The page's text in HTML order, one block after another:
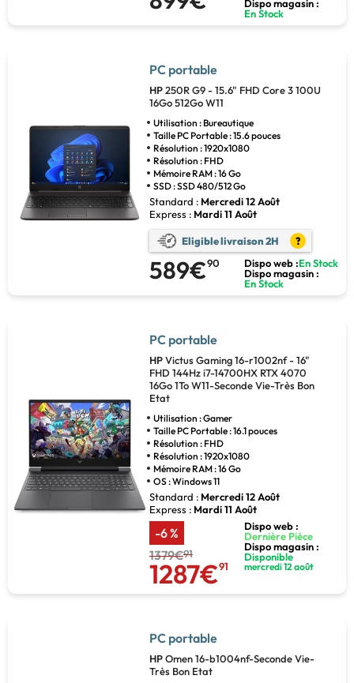
Dispo magasin :
En Stock
PC portable
HP250R G9 - 15.6" FHD Core 3 100U
16Go 512Go W11
Utilisation : Bureautique
Taille PC Portable : 15.6 pouces
Résolution : 1920x1080
Résolution : FHD
Mémoire RAM : 16 Go
SSD : SSD 480/512 Go
Standard : Mercredi 12 Août
Express : Mardi 11 Août
Eligible livraison 2H ?
589€90 Dispo web :En Stock
Dispo magasin :
En Stock
PC portable
HPVictus Gaming 16-r1002nf - 16"
FHD 144Hz i7-14700HX RTX 4070
16Go 1To W11-Seconde Vie-Très Bon
Etat
Utilisation : Gamer
Taille PC Portable : 16.1 pouces
Résolution : FHD
Résolution : 1920x1080
Mémoire RAM : 16 Go
OS : Windows 11
Standard : Mercredi 12 Août
Express : Mardi 11 Août
-6 %
1379€91
1287€91
Dispo web :
Dernière Pièce
Dispo magasin :
Disponible
mercredi 12 août
PC portable
HPOmen 16-b1004nf-Seconde Vie-
Très Bon Etat